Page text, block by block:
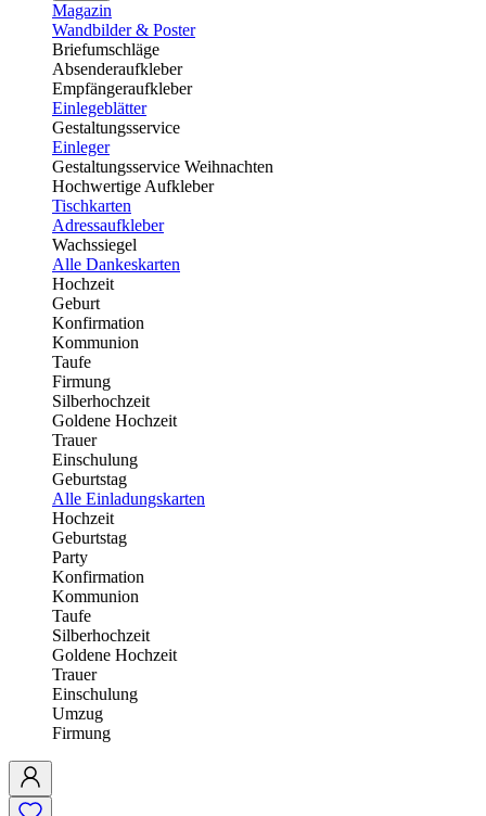
Magazin
Wandbilder & Poster
Briefumschläge
Absenderaufkleber
Empfängeraufkleber
Einlegeblätter
Gestaltungsservice
Einleger
Gestaltungsservice Weihnachten
Hochwertige Aufkleber
Tischkarten
Adressaufkleber
Wachssiegel
Alle Dankeskarten
Hochzeit
Geburt
Konfirmation
Kommunion
Taufe
Firmung
Silberhochzeit
Goldene Hochzeit
Trauer
Einschulung
Geburtstag
Alle Einladungskarten
Hochzeit
Geburtstag
Party
Konfirmation
Kommunion
Taufe
Silberhochzeit
Goldene Hochzeit
Trauer
Einschulung
Umzug
Firmung